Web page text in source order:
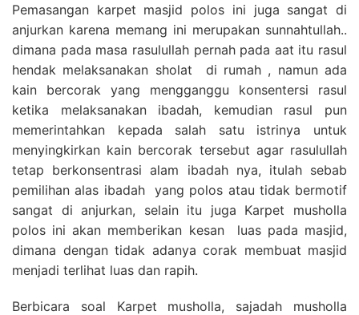
Pemasangan karpet masjid polos ini juga sangat di
anjurkan karena memang ini merupakan sunnahtullah..
dimana pada masa rasulullah pernah pada aat itu rasul
hendak melaksanakan sholat di rumah , namun ada
kain bercorak yang mengganggu konsentersi rasul
ketika melaksanakan ibadah, kemudian rasul pun
memerintahkan kepada salah satu istrinya untuk
menyingkirkan kain bercorak tersebut agar rasulullah
tetap berkonsentrasi alam ibadah nya, itulah sebab
pemilihan alas ibadah yang polos atau tidak bermotif
sangat di anjurkan, selain itu juga Karpet musholla
polos ini akan memberikan kesan luas pada masjid,
dimana dengan tidak adanya corak membuat masjid
menjadi terlihat luas dan rapih.
Berbicara soal Karpet musholla, sajadah musholla